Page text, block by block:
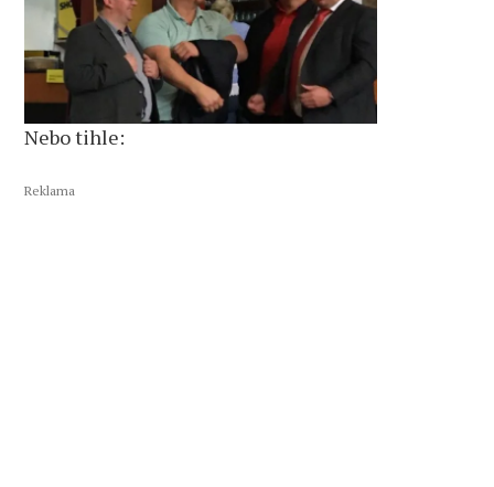
Nebo tihle:
Reklama